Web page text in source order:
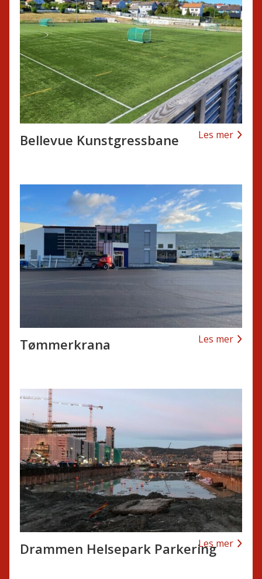
Bellevue Kunstgressbane Les mer
Tømmerkrana Les mer
Drammen Helsepark ParkeringLes mer